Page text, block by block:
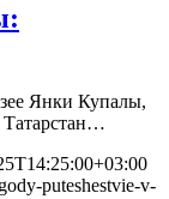
Янки Купалы,
Татарстан…
puteshestvie-v-